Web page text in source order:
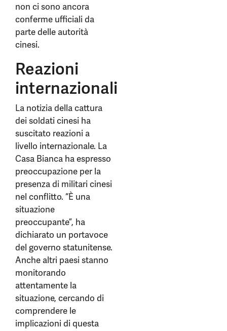
non ci sono ancora
conferme ufficiali da
parte delle autorità
cinesi.
Reazioni
internazionali
La notizia della cattura
dei soldati cinesi ha
suscitato reazioni a
livello internazionale. La
Casa Bianca ha espresso
preoccupazione per la
presenza di militari cinesi
nel conflitto. “È una
situazione
preoccupante”, ha
dichiarato un portavoce
del governo statunitense.
Anche altri paesi stanno
monitorando
attentamente la
situazione, cercando di
comprendere le
implicazioni di questa